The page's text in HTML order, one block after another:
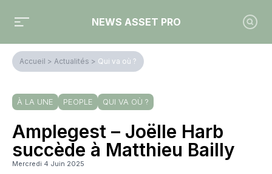
NEWS ASSET PRO
Accueil > Actualités > Qui va où ?
À LA UNE PEOPLE QUI VA OÙ ?
Amplegest – Joëlle Harb
succède à Matthieu Bailly
Mercredi 4 Juin 2025